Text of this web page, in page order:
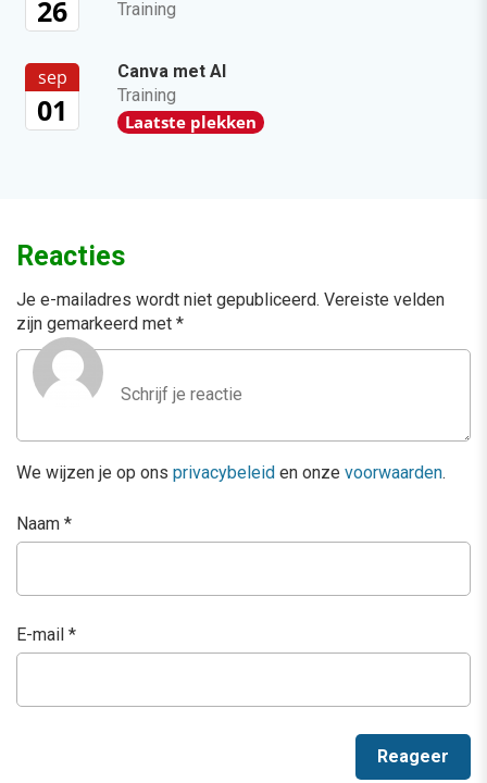
26 Training
sep
01
Canva met AI
Training
Laatste plekken
Reacties
Je e-mailadres wordt niet gepubliceerd. Vereiste velden
zijn gemarkeerd met *
We wijzen je op ons privacybeleid en onze voorwaarden.
Naam *
E-mail *